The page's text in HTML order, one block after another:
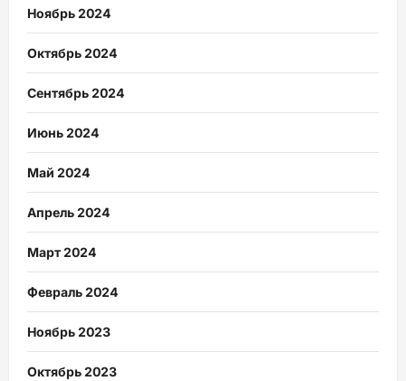
Ноябрь 2024
Октябрь 2024
Сентябрь 2024
Июнь 2024
Май 2024
Апрель 2024
Март 2024
Февраль 2024
Ноябрь 2023
Октябрь 2023